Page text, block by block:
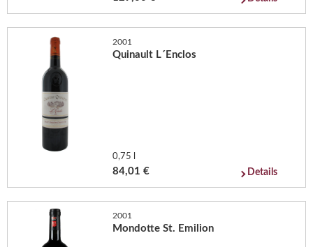
2001
Quinault L´Enclos
0,75 l
84,01 € Details
2001
Mondotte St. Emilion